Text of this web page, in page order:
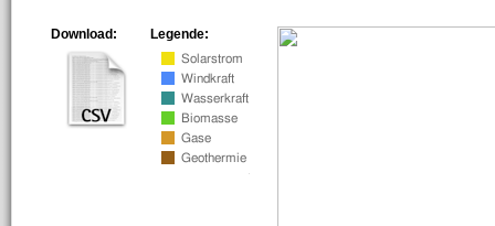
Legende:
Download: